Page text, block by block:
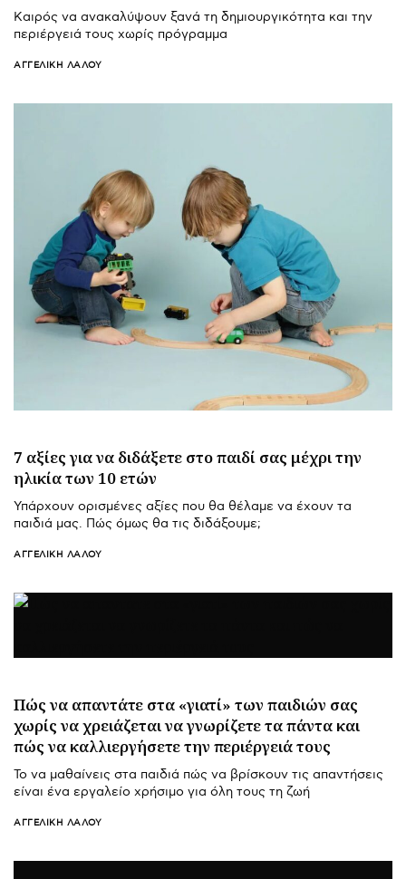
Καιρός να ανακαλύψουν ξανά τη δημιουργικότητα και την
περιέργειά τους χωρίς πρόγραμμα
ΑΓΓΕΛΙΚΉ ΛΆΛΟΥ
7 αξίες για να διδάξετε στο παιδί σας μέχρι την
ηλικία των 10 ετών
Υπάρχουν ορισμένες αξίες που θα θέλαμε να έχουν τα
παιδιά μας. Πώς όμως θα τις διδάξουμε;
ΑΓΓΕΛΙΚΉ ΛΆΛΟΥ
Πώς να απαντάτε στα «γιατί» των παιδιών σας
χωρίς να χρειάζεται να γνωρίζετε τα πάντα και
πώς να καλλιεργήσετε την περιέργειά τους
Το να μαθαίνεις στα παιδιά πώς να βρίσκουν τις απαντήσεις
είναι ένα εργαλείο χρήσιμο για όλη τους τη ζωή
ΑΓΓΕΛΙΚΉ ΛΆΛΟΥ